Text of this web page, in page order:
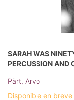
SARAH WAS
PERCUSSION AND
Pärt, Arvo
Disponible en breve